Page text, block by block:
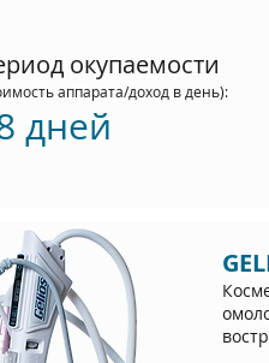
окупаемости
аппарата/доход в день):
дней